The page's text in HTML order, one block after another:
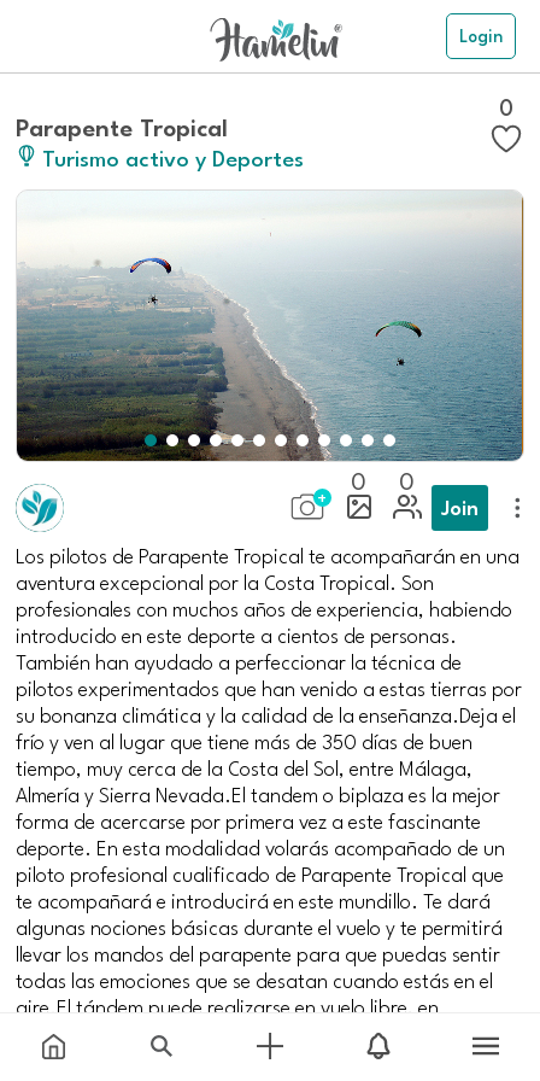
Login
Parapente Tropical
Turismo activo y Deportes
0
0 0
Join
Los pilotos de Parapente Tropical te acompañarán en una
aventura excepcional por la Costa Tropical. Son
profesionales con muchos años de experiencia, habiendo
introducido en este deporte a cientos de personas.
También han ayudado a perfeccionar la técnica de
pilotos experimentados que han venido a estas tierras por
su bonanza climática y la calidad de la enseñanza.Deja el
frío y ven al lugar que tiene más de 350 días de buen
tiempo, muy cerca de la Costa del Sol, entre Málaga,
Almería y Sierra Nevada.El tandem o biplaza es la mejor
forma de acercarse por primera vez a este fascinante
deporte. En esta modalidad volarás acompañado de un
piloto profesional cualificado de Parapente Tropical que
te acompañará e introducirá en este mundillo. Te dará
algunas nociones básicas durante el vuelo y te permitirá
llevar los mandos del parapente para que puedas sentir
todas las emociones que se desatan cuando estás en el
aire.El tándem puede realizarse en vuelo libre, en
parapente o en vuelo asistido con motor, en
paratrike/parabuggy, un chasis con tres ruedas que te